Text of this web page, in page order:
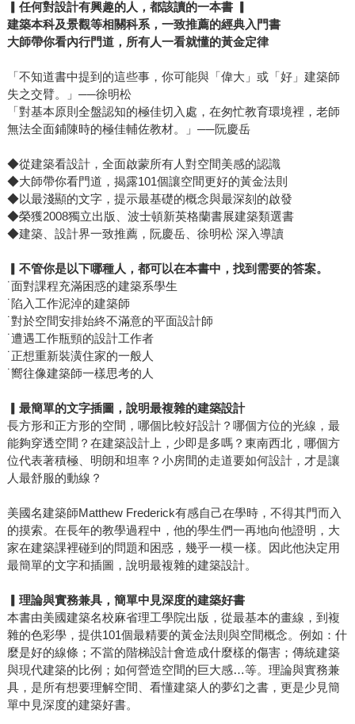
任何對設計有興趣的人，都該讀的一本書 ▎
建築本科及景觀等相關科系，一致推薦的經典入門書
大師帶你看內行門道，所有人一看就懂的黃金定律
「不知道書中提到的這些事，你可能與「偉大」或「好」建築師
失之交臂。」──徐明松
「對基本原則全盤認知的極佳切入處，在匆忙教育環境裡，老師
無法全面鋪陳時的極佳輔佐教材。」──阮慶岳
◆從建築看設計，全面啟蒙所有人對空間美感的認識
◆大師帶你看門道，揭露101個讓空間更好的黃金法則
◆以最淺顯的文字，提示最基礎的概念與最深刻的啟發
◆榮獲2008獨立出版、波士頓新英格蘭書展建築類選書
◆建築、設計界一致推薦，阮慶岳、徐明松 深入導讀
不管你是以下哪種人，都可以在本書中，找到需要的答案。
˙面對課程充滿困惑的建築系學生
˙陷入工作泥淖的建築師
˙對於空間安排始終不滿意的平面設計師
˙遭遇工作瓶頸的設計工作者
˙正想重新裝潢住家的一般人
˙嚮往像建築師一樣思考的人
最簡單的文字插圖，說明最複雜的建築設計
長方形和正方形的空間，哪個比較好設計？哪個方位的光線，最
能夠穿透空間？在建築設計上，少即是多嗎？東南西北，哪個方
位代表著積極、明朗和坦率？小房間的走道要如何設計，才是讓
人最舒服的動線？
美國名建築師Matthew Frederick有感自己在學時，不得其門而入
的摸索。在長年的教學過程中，他的學生們一再地向他證明，大
家在建築課裡碰到的問題和困惑，幾乎一模一樣。因此他決定用
最簡單的文字和插圖，說明最複雜的建築設計。
理論與實務兼具，簡單中見深度的建築好書
本書由美國建築名校麻省理工學院出版，從最基本的畫線，到複
雜的色彩學，提供101個最精要的黃金法則與空間概念。例如：什
麼是好的線條；不當的階梯設計會造成什麼樣的傷害；傳統建築
與現代建築的比例；如何營造空間的巨大感…等。理論與實務兼
具，是所有想要理解空間、看懂建築人的夢幻之書，更是少見簡
單中見深度的建築好書。